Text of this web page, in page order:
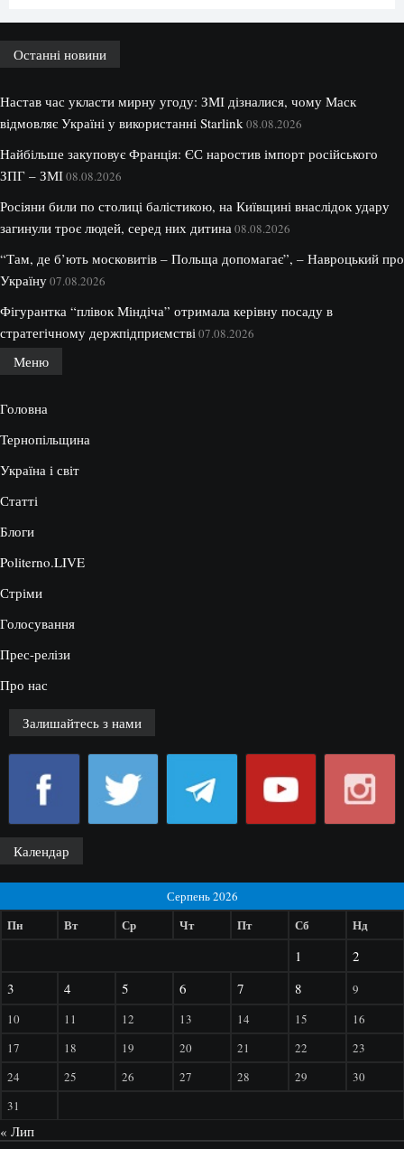
Останні новини
Настав час укласти мирну угоду: ЗМІ дізналися, чому Маск
відмовляє Україні у використанні Starlink 08.08.2026
Найбільше закуповує Франція: ЄС наростив імпорт російського
ЗПГ – ЗМІ08.08.2026
Росіяни били по столиці балістикою, на Київщині внаслідок удару
загинули троє людей, серед них дитина 08.08.2026
“Там, де б’ють московитів – Польща допомагає”, – Навроцький про
Україну07.08.2026
Фігурантка “плівок Міндіча” отримала керівну посаду в
стратегічному держпідприємстві 07.08.2026
Меню
Головна
Тернопільщина
Україна і світ
Статті
Блоги
Politerno.LIVE
Стріми
Голосування
Прес-релізи
Про нас
Залишайтесь з нами
Календар
Серпень 2026
Пн Вт Ср Чт Пт Сб Нд
1
2
3
4 5 6 7 8
9
10
11 12 13 14 15
16
17
18 19 20 21 22
23
24
25 26 27 28 29
30
31
« Лип